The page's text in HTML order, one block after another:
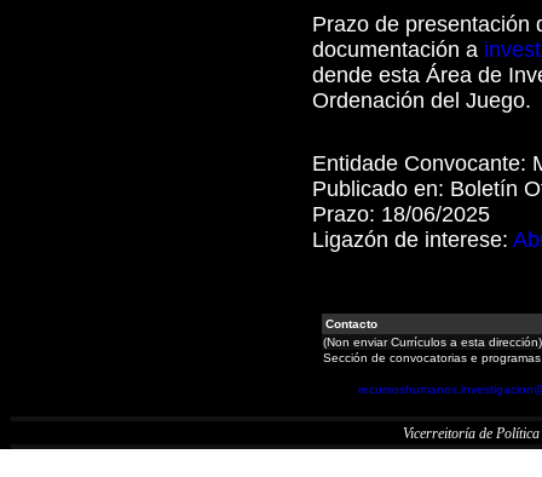
Prazo de
documentación a
dende esta Área de
Ordenación del Juego.
Entidade Convocante:
Publicado en: Boletín
Prazo: 18/06/2025
Ligazón de interese:
Contacto
(Non enviar Currículos a esta dirección)
Sección de convocatorias e
Vicerreitoría de